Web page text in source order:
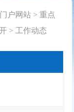
户网站 >重点
> 工作动态